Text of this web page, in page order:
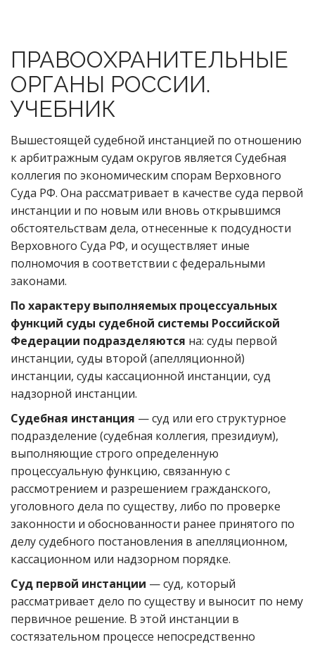
ПРАВООХРАНИТЕЛЬНЫЕ
ОРГАНЫ РОССИИ.
УЧЕБНИК
Вышестоящей судебной инстанцией по отношению
к арбитражным судам округов является Судебная
коллегия по экономическим спорам Верховного
Суда РФ. Она рассматривает в качестве суда первой
инстанции и по новым или вновь открывшимся
обстоятельствам дела, отнесенные к подсудности
Верховного Суда РФ, и осуществляет иные
полномочия в соответствии с федеральными
законами.
По характеру выполняемых процессуальных
функций суды судебной системы Российской
Федерации подразделяются на: суды первой
инстанции, суды второй (апелляционной)
инстанции, суды кассационной инстанции, суд
надзорной инстанции.
Судебная инстанция — суд или его структурное
подразделение (судебная коллегия, президиум),
выполняющие строго определенную
процессуальную функцию, связанную с
рассмотрением и разрешением гражданского,
уголовного дела по существу, либо по проверке
законности и обоснованности ранее принятого по
делу судебного постановления в апелляционном,
кассационном или надзорном порядке.
Суд первой инстанции — суд, который
рассматривает дело по существу и выносит по нему
первичное решение. В этой инстанции в
состязательном процессе непосредственно